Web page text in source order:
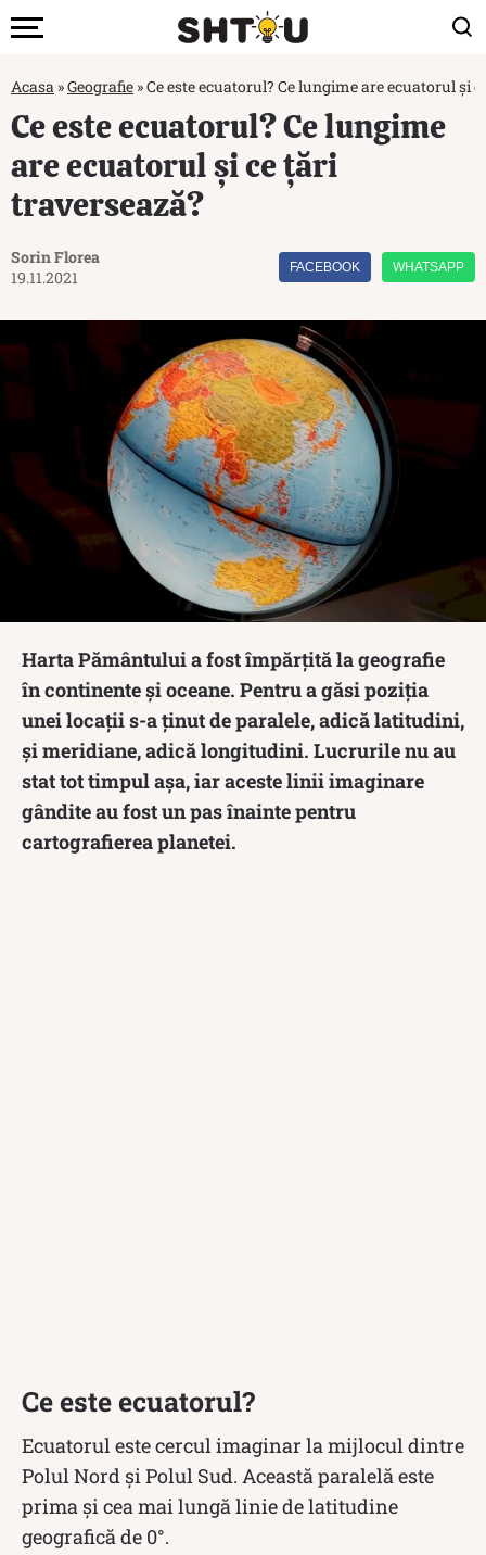
Acasa »Geografie »Ce este ecuatorul? Ce lungime are ecuatorul și
Ce este ecuatorul? Ce lungime
are ecuatorul și ce țări
traversează?
Sorin Florea
19.11.2021
FACEBOOK WHATSAPP
Harta Pământului a fost împărțită la geografie
în continente și oceane. Pentru a găsi poziția
unei locații s-a ținut de paralele, adică latitudini,
și meridiane, adică longitudini. Lucrurile nu au
stat tot timpul așa, iar aceste linii imaginare
gândite au fost un pas înainte pentru
cartografierea planetei.
Ce este ecuatorul?
Ecuatorul este cercul imaginar la mijlocul dintre
Polul Nord și Polul Sud. Această paralelă este
prima și cea mai lungă linie de latitudine
geografică de 0°.